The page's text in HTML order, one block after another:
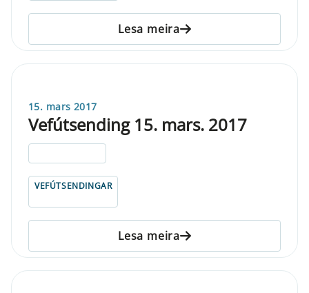
Lesa meira
15. mars 2017
Vefútsending 15. mars. 2017
VEFÚTSENDINGAR
Lesa meira